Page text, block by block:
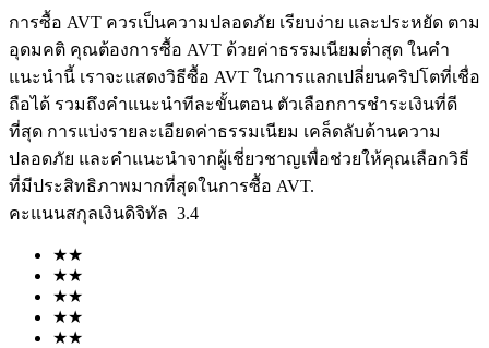
ฟิวเจอร์ส USDT
การซื้อ AVT ควรเป็นความปลอดภัย เรียบง่าย และประหยัด ตาม
อุดมคติ คุณต้องการซื้อ AVT ด้วยค่าธรรมเนียมต่ำสุด ในคำ
แนะนำนี้ เราจะแสดงวิธีซื้อ AVT ในการแลกเปลี่ยนคริปโตที่เชื่อ
ถือได้ รวมถึงคำแนะนำทีละขั้นตอน ตัวเลือกการชำระเงินที่ดี
ที่สุด การแบ่งรายละเอียดค่าธรรมเนียม เคล็ดลับด้านความ
ปลอดภัย และคำแนะนำจากผู้เชี่ยวชาญเพื่อช่วยให้คุณเลือกวิธี
ที่มีประสิทธิภาพมากที่สุดในการซื้อ AVT.
คะแนนสกุลเงินดิจิทัล 3.4
★★
★★
★★
★★
★★